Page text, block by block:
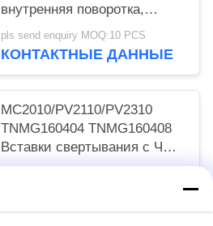
внутренняя поворотка,
финишный шифровальник
DCMT11T302, золотой цвет
pls send enquiry MOQ:10 PCS
КОНТАКТНЫЕ ДАННЫЕ
MC2010/PV2110/PV2310
TNMG160404 TNMG160408
Вставки свертывания с ЧПУ
Серметные вставки